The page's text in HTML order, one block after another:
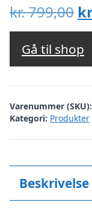
kr.799,00
Gå til shop
Varenummer (SKU):
Kategori: Produkter
Beskrivelse